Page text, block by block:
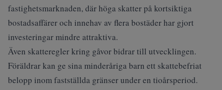
fastighetsmarknaden, där höga skatter på kortsiktiga
bostadsaffärer och innehav av flera bostäder har gjort
investeringar mindre attraktiva.
Även skatteregler kring gåvor bidrar till utvecklingen.
Föräldrar kan ge sina minderåriga barn ett skattebefriat
belopp inom fastställda gränser under en tioårsperiod.